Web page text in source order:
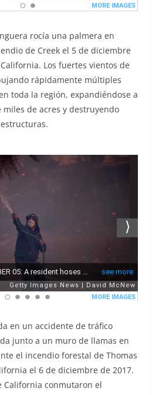
rocía una palmera en
de Creek el 5 de diciembre
Los fuertes vientos de
rápidamente múltiples
toda la región, expandiéndose a
miles de acres y destruyendo
en un accidente de tráfico
junto a un muro de llamas en
el incendio forestal de Thomas
el 6 de diciembre de 2017.
California conmutaron el